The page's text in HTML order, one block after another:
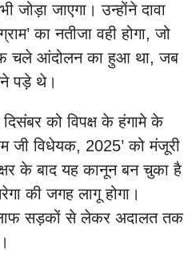
जोड़ा जाएगा। उन्होंने दावा
का नतीजा वही होगा, जो
चले आंदोलन का हुआ था, जब
पड़े थे।
को विपक्ष के हंगामे के
जी विधेयक, 2025’ को मंजूरी
के बाद यह कानून बन चुका है
की जगह लागू होगा।
सड़कों से लेकर अदालत तक